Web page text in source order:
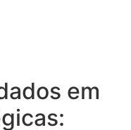
em